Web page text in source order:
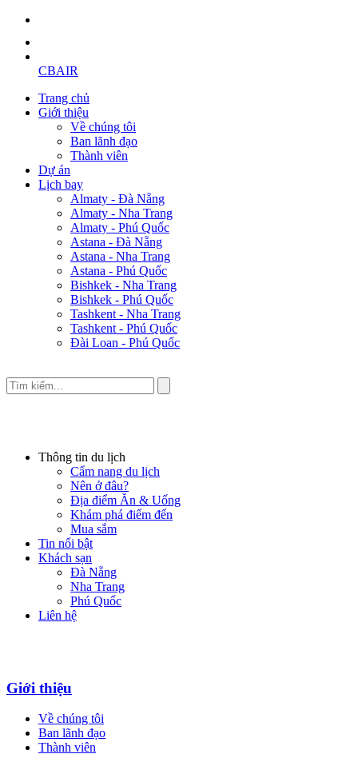
CBAIR
Trang chủ
Giới thiệu
Về chúng tôi
Ban lãnh đạo
Thành viên
Dự án
Lịch bay
Almaty - Đà Nẵng
Almaty - Nha Trang
Almaty - Phú Quốc
Astana - Đà Nẵng
Astana - Nha Trang
Astana - Phú Quốc
Bishkek - Nha Trang
Bishkek - Phú Quốc
Tashkent - Nha Trang
Tashkent - Phú Quốc
Đài Loan - Phú Quốc
Thông tin du lịch
Cẩm nang du lịch
Nên ở đâu?
Địa điểm Ăn & Uống
Khám phá điểm đến
Mua sắm
Tin nổi bật
Khách sạn
Đà Nẵng
Nha Trang
Phú Quốc
Liên hệ
Giới thiệu
Về chúng tôi
Ban lãnh đạo
Thành viên